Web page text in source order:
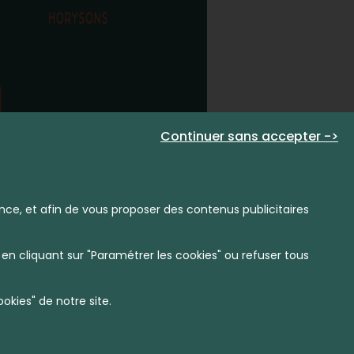
Continuer sans accepter ->
et afin de vous proposer des contenus publicitaires
cliquant sur "Paramétrer les cookies" ou refuser tous
de notre site.